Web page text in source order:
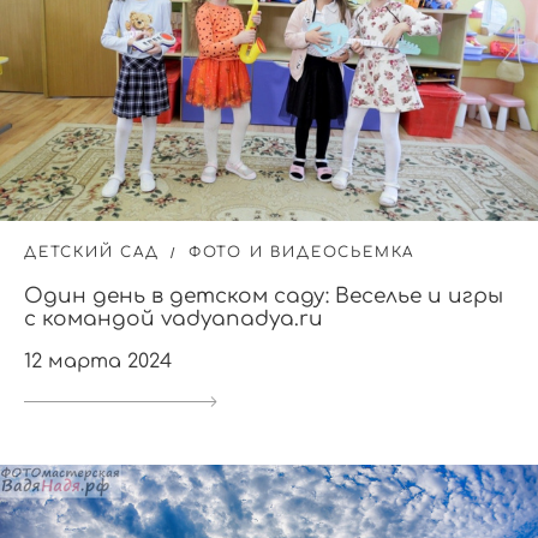
ДЕТСКИЙ САД ФОТО И ВИДЕОСЬЕМКА
Один день в детском саду: Веселье и игры
с командой vadyanadya.ru
12 марта 2024